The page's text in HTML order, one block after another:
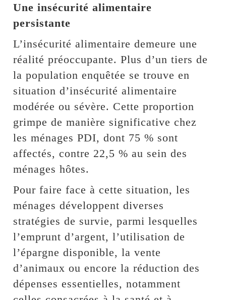
Une insécurité alimentaire
persistante
L’insécurité alimentaire demeure une
réalité préoccupante. Plus d’un tiers de
la population enquêtée se trouve en
situation d’insécurité alimentaire
modérée ou sévère. Cette proportion
grimpe de manière significative chez
les ménages PDI, dont 75 % sont
affectés, contre 22,5 % au sein des
ménages hôtes.
Pour faire face à cette situation, les
ménages développent diverses
stratégies de survie, parmi lesquelles
l’emprunt d’argent, l’utilisation de
l’épargne disponible, la vente
d’animaux ou encore la réduction des
dépenses essentielles, notamment